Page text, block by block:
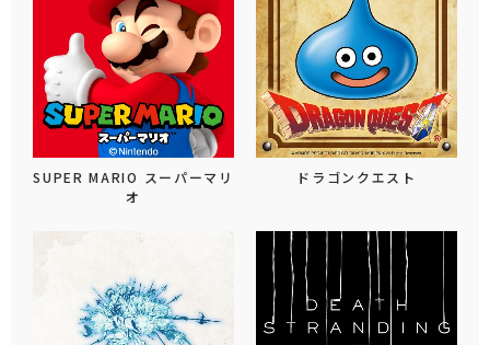
SUPER MARIO スーパーマリ
オ
ドラゴンクエスト